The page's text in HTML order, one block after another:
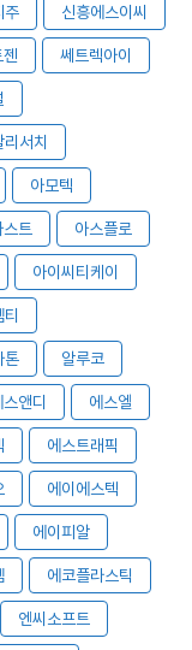
주 신흥에스이씨
쎄트렉아이
서치
아모텍
스트 아스플로
아이씨티케이
톤 알루코
스앤디 에스엘
에스트래픽
에이에스텍
에이피알
에코플라스틱
엔씨소프트